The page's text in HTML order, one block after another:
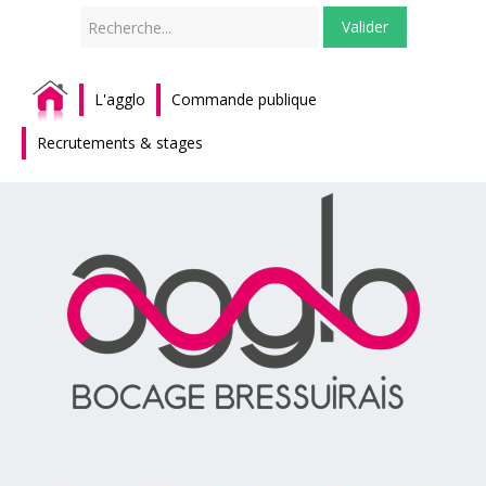
Valider
L'agglo Commande publique
Recrutements & stages